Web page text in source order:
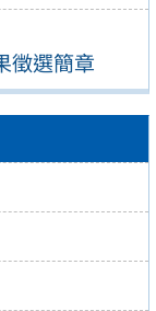
徵選簡章